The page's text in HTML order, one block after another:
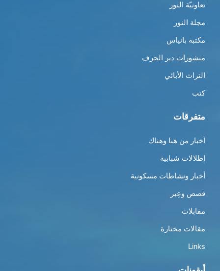
تعاونيّة النور
مجلة النور
مكتبة بانياس
منشورات دير الحرف
التراث الأبائي
كتب
متفرقات
أخبار من هنا وهناك
إطلالات شبابية
أخبار ونشاطات مسكونية
قصص وعِبر
مقابلات
مقالات مختارة
Links